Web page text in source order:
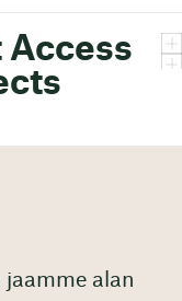
Access
jaamme alan